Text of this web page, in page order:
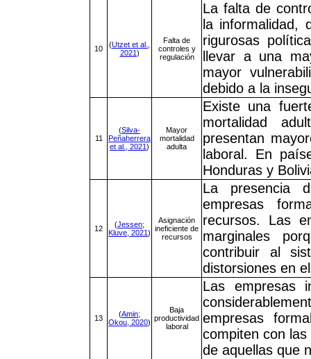
10 (Utzet et al.,
2021 )
Falta de
controles y
regulación
La falta de
la informalidad,
rigurosas
llevar a una
mayor
debido a la
11
(Silva-
Peñaherrera
et al., 2021 )
Mayor
mortalidad
adulta
Existe una
mortalidad
presentan
laboral. En
Honduras y
12 (Jessen;
Kluve, 2021 )
Asignación
ineficiente de
recursos
La presencia
empresas
recursos. Las
marginales
contribuir al
distorsiones en
13 (Amin;
Okou, 2020)
Baja
productividad
laboral
Las empresas
empresas
compiten con
de aquellas que